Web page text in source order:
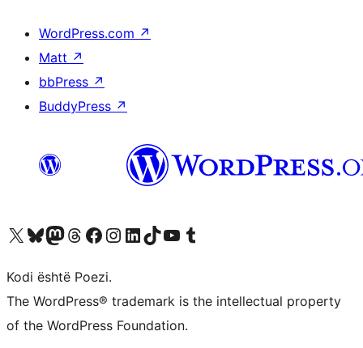
WordPress.com ↗
Matt ↗
bbPress ↗
BuddyPress ↗
Vizitoni llogarinë tonë X (ish Twitter)
Vizitoni llogarinë tonë Bluesky
Vizitoni llogarinë tonë Mastodon
Vizitoni llogarinë tonë Threads
Vizitoni faqen tonë në Facebook
Vizitoni llogarinë tonë Instagram
Vizitoni llogarinë tonë LinkedIn
Vizitoni llogarinë tonë TikTok
Vizitoni kanalin tonë YouTube
Vizitoni llogarinë tonë Tumblr
Kodi është Poezi.
The WordPress® trademark is the intellectual property
of the WordPress Foundation.